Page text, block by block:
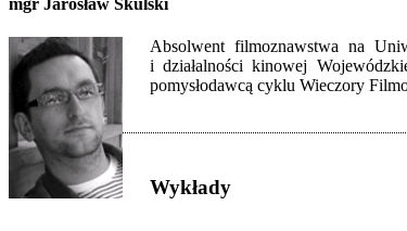
mgr Jarosław Skulski
Absolwent filmoznawstwa na
i działalności kinowej
pomysłodawcą cyklu Wieczory
Wykłady